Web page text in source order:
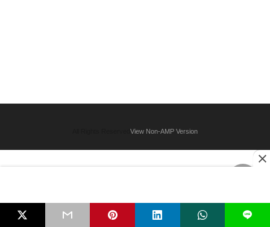
View Non-AMP Version
L